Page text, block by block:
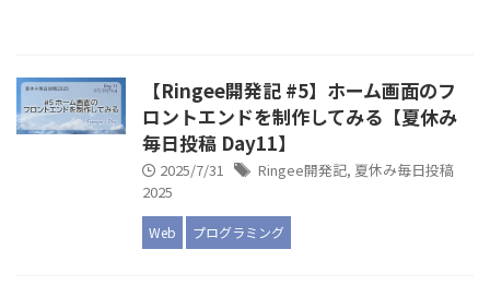
【Ringee開発記 #5】ホーム画面のフ
ロントエンドを制作してみる【夏休み
毎日投稿 Day11】
2025/7/31 Ringee開発記, 夏休み毎日投稿
2025
Web プログラミング